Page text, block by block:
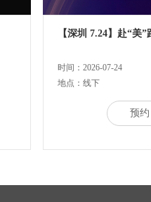
【深圳 7.24】赴“美
时间：2026-07-24
地点：线下
预约